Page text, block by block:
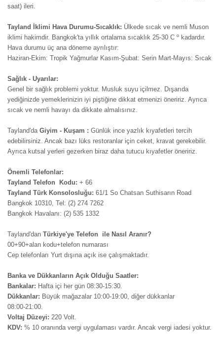
saat) ileri.
Tayland İklimi Hava Durumu-Sıcaklık: Ülkede sıcak ve nemli Muson
iklimi hakimdir. Bangkok'ta yıllık ortalama sıcaklık 25-30 C º kadardır.
Hava durumu üç ana döneme ayrılıştır:
Haziran-Ekim: Tropik Yağmurlar Kasım-Şubat: Serin Mart-Mayıs: Sıcak
Sağlık - Uyarılar:
Genel bir sağlık problemi yoktur. Musluk suyu içilmez. Dışarıda
yediğinizde yemeklerinizin iyi piştiğine dikkat etmenizi öneririz. Ayrıca
sıcak ve nemli havayı da dikkate almalısınız.
Tayland'da Giyim - Kuşam : Günlük ince yazlık kıyafetleri tercih
edebilirsiniz. Ancak bazı lüks restoranlar için ceket, kravat gerekebilir.
Ayrıca kutsal yerleri gezerken biraz daha tutucu kıyafetler öneririz.
Önemli Telefonlar:
Tayland Telefon Kodu: + 66
Tayland Türk Konsolosluğu: 61/1 So Chatsan Suthisarın Road
Bangkok 10310, Tel: (2) 274 7262
Bangkok Havalanı: (2) 535 1332
Tayland'dan Türkiye'ye Telefon ile Nasıl Aranır?
00+90+alan kodu+telefon numarası
Cep telefonları Yurt dışına açık ise çalışmaktadır.
Banka ve Dükkanların Açık Olduğu Saatler:
Bankalar: Hafta içi her gün 08:30-15:30.
Dükkanlar: Büyük mağazalar 10:00-19:00, diğer dükkanlar
08:00-21:00.
Voltaj Düzeyi: 220 Volt.
KDV: % 10 oranında vergi uygulaması vardır. Ancak vergi iadesi yoktur.